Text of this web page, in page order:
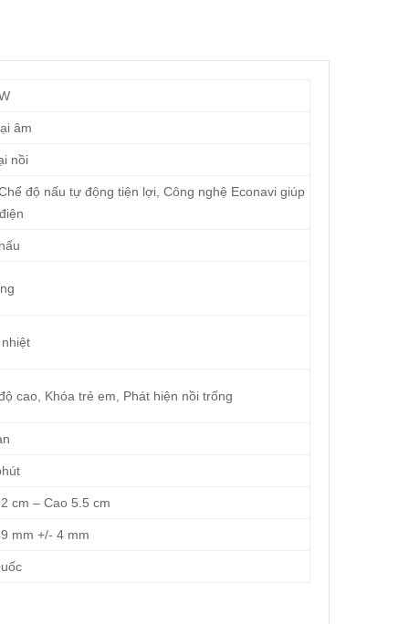
âm
nồi
độ nấu tự động tiện lợi, Công nghệ Econavi giúp
cao, Khóa trẻ em, Phát hiện nồi trống
cm – Cao 5.5 cm
mm +/- 4 mm